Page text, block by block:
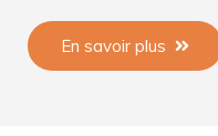
En savoir plus